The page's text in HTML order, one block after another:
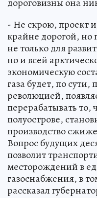
дороговизны она
- Не скрою, проект
крайне дорогой,
не только для
но и всей
экономическую
газа будет, по
революцией,
перерабатывать то,
полуострове,
производство
Вопрос будущих
позволит
месторождений в
газоснабжения, в
рассказал